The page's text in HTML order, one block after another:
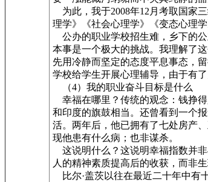
为此，我于2008年12月考取国家
理学》《社会心理学》《变态心理
公办的职业学校招生难，乡下的
本事是一个极大的挑战。我理解了
先用冷静而坚定的态度平息事态，
学校给学生开展心理辅导，由于有
（4）我的职业奋斗目标是什么
幸福在哪里？传统的观念：钱挣
和印度的旗鼓相当。还曾看到一个
活。两年后，他已拥有了七处房产
现他患有什么病；也非谋杀。
这说明什么？这说明幸福指数并
人的精神素质提高后的收获，而非
比尔·盖茨以往在最近二十年中有